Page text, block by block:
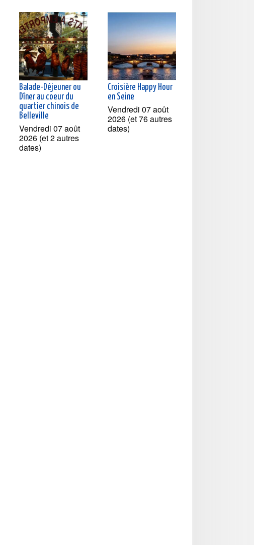
Balade-Déjeuner ou
Dîner au coeur du
quartier chinois de
Belleville
Vendredi 07 août
2026 (et 2 autres
dates)
Croisière Happy Hour
en Seine
Vendredi 07 août
2026 (et 76 autres
dates)